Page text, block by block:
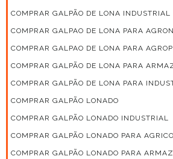
COMPRAR GALPÃO DE LONA INDUSTRIAL
COMPRAR GALPAO DE LONA PARA
COMPRAR GALPAO DE LONA PARA
COMPRAR GALPÃO DE LONA PARA
COMPRAR GALPÃO DE LONA PARA
COMPRAR GALPÃO LONADO
COMPRAR GALPÃO LONADO INDUSTRIAL
COMPRAR GALPÃO LONADO PARA
COMPRAR GALPÃO LONADO PARA